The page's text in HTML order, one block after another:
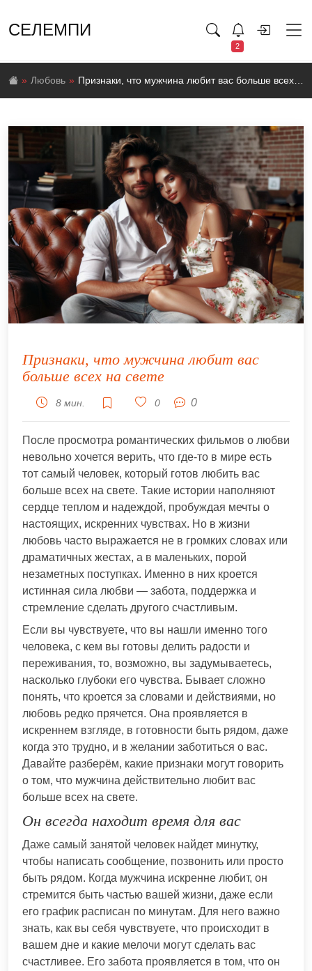
СЕЛЕМПИ
2
Любовь Признаки, что мужчина любит вас больше всех на свете
Признаки, что мужчина любит вас
больше всех на свете
8 мин. 0 0
После просмотра романтических фильмов о любви
невольно хочется верить, что где-то в мире есть
тот самый человек, который готов любить вас
больше всех на свете. Такие истории наполняют
сердце теплом и надеждой, пробуждая мечты о
настоящих, искренних чувствах. Но в жизни
любовь часто выражается не в громких словах или
драматичных жестах, а в маленьких, порой
незаметных поступках. Именно в них кроется
истинная сила любви — забота, поддержка и
стремление сделать другого счастливым.
Если вы чувствуете, что вы нашли именно того
человека, с кем вы готовы делить радости и
переживания, то, возможно, вы задумываетесь,
насколько глубоки его чувства. Бывает сложно
понять, что кроется за словами и действиями, но
любовь редко прячется. Она проявляется в
искреннем взгляде, в готовности быть рядом, даже
когда это трудно, и в желании заботиться о вас.
Давайте разберём, какие признаки могут говорить
о том, что мужчина действительно любит вас
больше всех на свете.
Он всегда находит время для вас
Даже самый занятой человек найдет минутку,
чтобы написать сообщение, позвонить или просто
быть рядом. Когда мужчина искренне любит, он
стремится быть частью вашей жизни, даже если
его график расписан по минутам. Для него важно
знать, как вы себя чувствуете, что происходит в
вашем дне и какие мелочи могут сделать вас
счастливее. Его забота проявляется в том, что он